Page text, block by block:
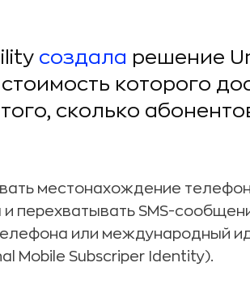
создала решение
которого
сколько
местонахождение
перехватывать SMS-
или международный
Mobile Subscriper Identity).